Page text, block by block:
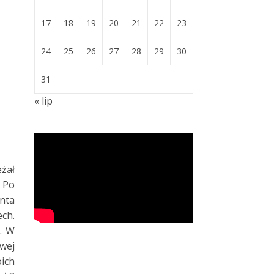
W
17 18 19 20 21 22 23
24 25 26 27 28 29 30
31
« lip